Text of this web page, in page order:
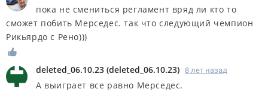
пока не смениться регламент вряд ли кто то
сможет побить Мерседес. так что следующий чемпион
Рикьярдо с Рено)))
deleted_06.10.23 (deleted_06.10.23) 8 лет назад
А выиграет все равно Мерседес.